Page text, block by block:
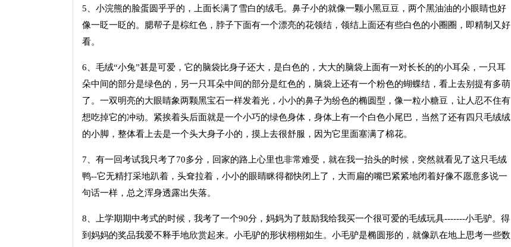
5、小浣熊的脸蛋圆乎乎的，上面长满了雪白的绒毛。鼻子小的就像一颗小黑豆豆，两个黑油油的小眼睛也好
像一眨一眨的。腮帮子是棕红色，脖子下面有一个漂亮的花领结，领结上面还有些白色的小圈圈，即精制又好
看。
6、毛绒“小兔”甚是可爱，它的脑袋比身子还大，是白色的，大大的脑袋上面有一对长长的的小耳朵，一只耳
朵中间的部分是绿色的，另一只耳朵中间的部分是红色的，脑袋上还有一个粉色的蝴蝶结，看上去别提有多萌
了。一双明亮的大眼睛象两颗黑宝石一样发着光，小小的鼻子为纷色的椭圆型，像一粒小糖豆，让人忍不住有
想吃掉它的冲动。紧挨着头后面就是一个小巧的绿色身体，身体上有一个白色小尾巴，当然了还有四只毛绒绒
的小脚，整体看上去是一个头大身子小的，摸上去很舒服，因为它里面塞满了棉花。
7、有一回考试我只考了70多分，回家的路上心里也非常难受，就在我一抬头的时候，突然就看见了这只毛绒
鸭--它无精打采地趴着，头耷拉着，小小的眼睛眯得都快闭上了，大而扁的嘴巴紧紧地闭着好像不愿意多说一
句话一样，总之浑身透露出失落。
8、上学期期中考式的时候，我考了一个90分，妈妈为了鼓励我给我买一个很可爱的毛绒玩具-------小毛驴。得
到妈妈的奖品我爱不释手地欣赏起来。小毛驴的形状栩栩如生。小毛驴是椭圆形的，就像趴在地上思考一些数